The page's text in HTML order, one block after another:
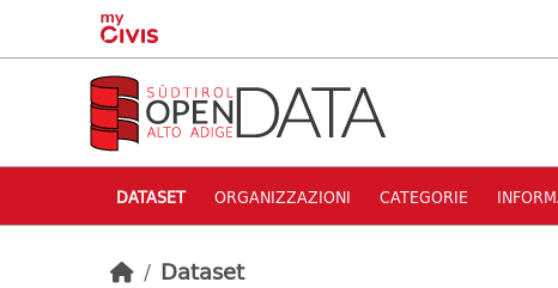
Skip to main content
DATASET ORGANIZZAZIONI CATEGORIE
Dataset